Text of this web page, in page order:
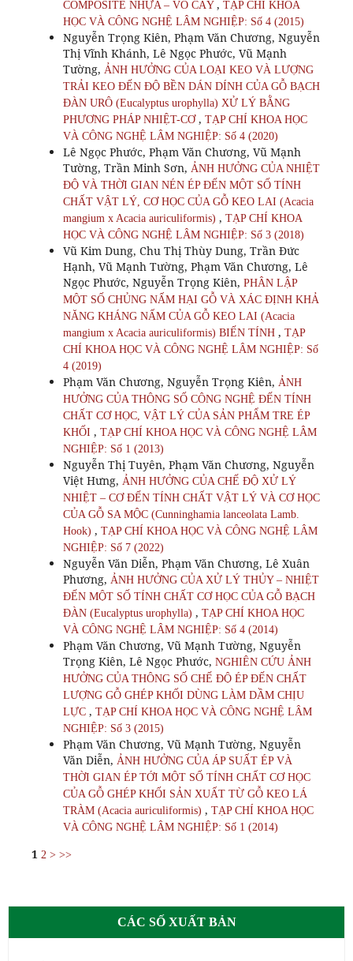
COMPOSITE NHỰA – VỎ CÂY , TẠP CHÍ KHOA
HỌC VÀ CÔNG NGHỆ LÂM NGHIỆP: Số 4 (2015)
Nguyễn Trọng Kiên, Phạm Văn Chương, Nguyễn
Thị Vĩnh Khánh, Lê Ngọc Phước, Vũ Mạnh
Tường, ẢNH HƯỞNG CỦA LOẠI KEO VÀ LƯỢNG
TRẢI KEO ĐẾN ĐỘ BỀN DÁN DÍNH CỦA GỖ BẠCH
ĐÀN URÔ (Eucalyptus urophylla) XỬ LÝ BẰNG
PHƯƠNG PHÁP NHIỆT-CƠ , TẠP CHÍ KHOA HỌC
VÀ CÔNG NGHỆ LÂM NGHIỆP: Số 4 (2020)
Lê Ngọc Phước, Phạm Văn Chương, Vũ Mạnh
Tường, Trần Minh Sơn, ẢNH HƯỞNG CỦA NHIỆT
ĐỘ VÀ THỜI GIAN NÉN ÉP ĐẾN MỘT SỐ TÍNH
CHẤT VẬT LÝ, CƠ HỌC CỦA GỖ KEO LAI (Acacia
mangium x Acacia auriculiformis) , TẠP CHÍ KHOA
HỌC VÀ CÔNG NGHỆ LÂM NGHIỆP: Số 3 (2018)
Vũ Kim Dung, Chu Thị Thùy Dung, Trần Đức
Hạnh, Vũ Mạnh Tường, Phạm Văn Chương, Lê
Ngọc Phước, Nguyễn Trọng Kiên, PHÂN LẬP
MỘT SỐ CHỦNG NẤM HẠI GỖ VÀ XÁC ĐỊNH KHẢ
NĂNG KHÁNG NẤM CỦA GỖ KEO LAI (Acacia
mangium x Acacia auriculiformis) BIẾN TÍNH , TẠP
CHÍ KHOA HỌC VÀ CÔNG NGHỆ LÂM NGHIỆP: Số
4 (2019)
Phạm Văn Chương, Nguyễn Trọng Kiên, ẢNH
HƯỞNG CỦA THÔNG SỐ CÔNG NGHỆ ĐẾN TÍNH
CHẤT CƠ HỌC, VẬT LÝ CỦA SẢN PHẨM TRE ÉP
KHỐI , TẠP CHÍ KHOA HỌC VÀ CÔNG NGHỆ LÂM
NGHIỆP: Số 1 (2013)
Nguyễn Thị Tuyên, Phạm Văn Chương, Nguyễn
Việt Hưng, ẢNH HƯỞNG CỦA CHẾ ĐỘ XỬ LÝ
NHIỆT – CƠ ĐẾN TÍNH CHẤT VẬT LÝ VÀ CƠ HỌC
CỦA GỖ SA MỘC (Cunninghamia lanceolata Lamb.
Hook) , TẠP CHÍ KHOA HỌC VÀ CÔNG NGHỆ LÂM
NGHIỆP: Số 7 (2022)
Nguyễn Văn Diễn, Phạm Văn Chương, Lê Xuân
Phương, ẢNH HƯỞNG CỦA XỬ LÝ THỦY – NHIỆT
ĐẾN MỘT SỐ TÍNH CHẤT CƠ HỌC CỦA GỖ BẠCH
ĐÀN (Eucalyptus urophylla) , TẠP CHÍ KHOA HỌC
VÀ CÔNG NGHỆ LÂM NGHIỆP: Số 4 (2014)
Phạm Văn Chương, Vũ Mạnh Tường, Nguyễn
Trọng Kiên, Lê Ngọc Phước, NGHIÊN CỨU ẢNH
HƯỞNG CỦA THÔNG SỐ CHẾ ĐỘ ÉP ĐẾN CHẤT
LƯỢNG GỖ GHÉP KHỐI DÙNG LÀM DẦM CHỊU
LỰC , TẠP CHÍ KHOA HỌC VÀ CÔNG NGHỆ LÂM
NGHIỆP: Số 3 (2015)
Phạm Văn Chương, Vũ Mạnh Tường, Nguyễn
Văn Diễn, ẢNH HƯỞNG CỦA ÁP SUẤT ÉP VÀ
THỜI GIAN ÉP TỚI MỘT SỐ TÍNH CHẤT CƠ HỌC
CỦA GỖ GHÉP KHỐI SẢN XUẤT TỪ GỖ KEO LÁ
TRÀM (Acacia auriculiformis) , TẠP CHÍ KHOA HỌC
VÀ CÔNG NGHỆ LÂM NGHIỆP: Số 1 (2014)
1 2 > >>
CÁC SỐ XUẤT BẢN